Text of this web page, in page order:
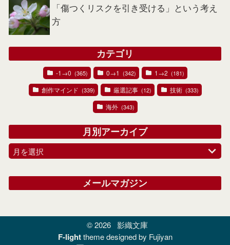
「傷つくリスクを引き受ける」という考え
方
カテゴリ
-1→0 (365) 0→1 (342) 1→2 (181)
創作マインド (339) 厳選記事 (12) 技術 (333)
海外 (343)
月別アーカイブ
月を選択
メールマガジン
© 2026 影織文庫
F-light theme designed by Fujiyan